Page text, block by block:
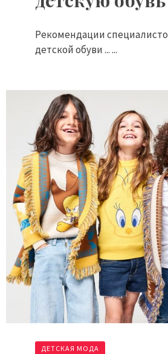
Рекомендации
детской обуви ... ...
ДЕТСКАЯ МОДА